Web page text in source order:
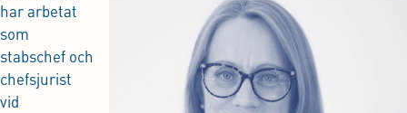
har arbetat
som
stabschef och
chefsjurist
vid